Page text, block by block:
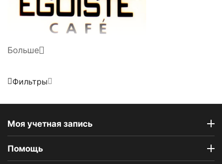
Больше
Фильтры
Моя учетная запись
Помощь